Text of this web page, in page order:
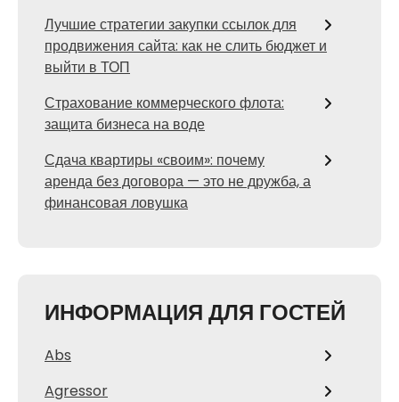
Лучшие стратегии закупки ссылок для
продвижения сайта: как не слить бюджет и
выйти в ТОП
Страхование коммерческого флота:
защита бизнеса на воде
Сдача квартиры «своим»: почему
аренда без договора — это не дружба, а
финансовая ловушка
ИНФОРМАЦИЯ ДЛЯ ГОСТЕЙ
Abs
Agressor